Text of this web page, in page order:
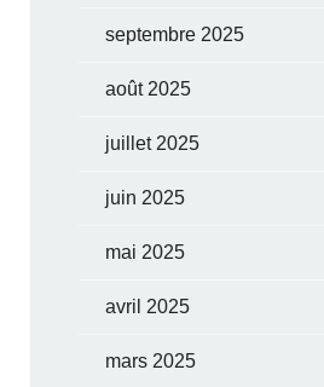
septembre 2025
août 2025
juillet 2025
juin 2025
mai 2025
avril 2025
mars 2025